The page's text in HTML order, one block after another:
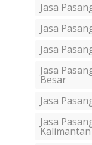
Jasa
Jasa
Jasa
Jasa
Besar
Jasa
Jasa